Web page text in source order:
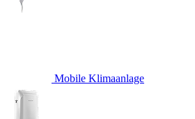
Mobile Klimaanlage